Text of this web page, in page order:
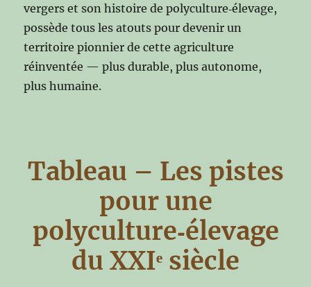
vergers et son histoire de polyculture‑élevage,
possède tous les atouts pour devenir un
territoire pionnier de cette agriculture
réinventée — plus durable, plus autonome,
plus humaine.
Tableau – Les pistes
pour une
polyculture‑élevage
du XXIᵉ siècle